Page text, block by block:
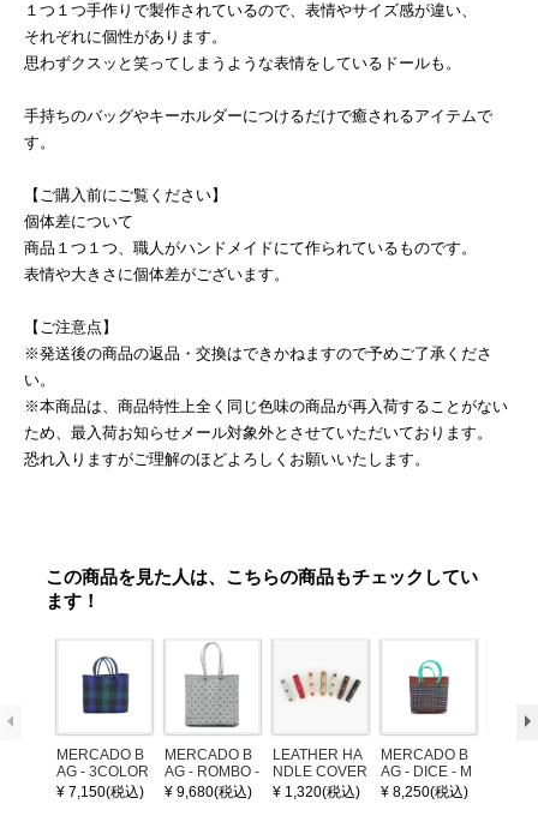
１つ１つ手作りで製作されているので、表情やサイズ感が違い、
それぞれに個性があります。
思わずクスッと笑ってしまうような表情をしているドールも。
手持ちのバッグやキーホルダーにつけるだけで癒されるアイテムで
す。
【ご購入前にご覧ください】
個体差について
商品１つ１つ、職人がハンドメイドにて作られているものです。
表情や大きさに個体差がございます。
【ご注意点】
※発送後の商品の返品・交換はできかねますので予めご了承くださ
い。
※本商品は、商品特性上全く同じ色味の商品が再入荷することがない
ため、最入荷お知らせメール対象外とさせていただいております。
恐れ入りますがご理解のほどよろしくお願いいたします。
この商品を見た人は、こちらの商品もチェックしてい
ます！
MERCADO B
AG - 3COLOR
S CHECK - Bl
¥ 7,150(税込)
MERCADO B
AG - ROMBO -
LONG HANDL
¥ 9,680(税込)
LEATHER HA
NDLE COVER
¥ 1,320(税込)
MERCADO B
AG - DICE - M
OSAIC - Copp
¥ 8,250(税込)